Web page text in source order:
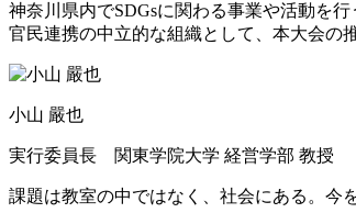
神奈川県内でSDGsに関わる事業や活動を
官民連携の中立的な組織として、本大会の
小山 嚴也
実行委員長 関東学院大学 経営学部 教授
課題は教室の中ではなく、社会にある。今